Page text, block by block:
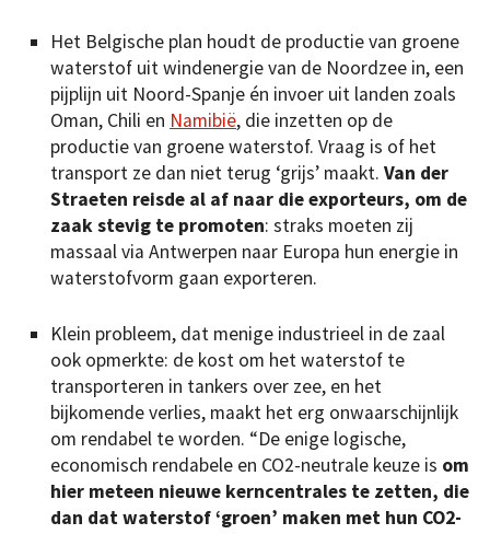
Het Belgische plan houdt de productie van groene
waterstof uit windenergie van de Noordzee in, een
pijplijn uit Noord-Spanje én invoer uit landen zoals
Oman, Chili en Namibië, die inzetten op de
productie van groene waterstof. Vraag is of het
transport ze dan niet terug ‘grijs’ maakt. Van der
Straeten reisde al af naar die exporteurs, om de
zaak stevig te promoten: straks moeten zij
massaal via Antwerpen naar Europa hun energie in
waterstofvorm gaan exporteren.
Klein probleem, dat menige industrieel in de zaal
ook opmerkte: de kost om het waterstof te
transporteren in tankers over zee, en het
bijkomende verlies, maakt het erg onwaarschijnlijk
om rendabel te worden. “De enige logische,
economisch rendabele en CO2-neutrale keuze is om
hier meteen nieuwe kerncentrales te zetten, die
dan dat waterstof ‘groen’ maken met hun CO2-